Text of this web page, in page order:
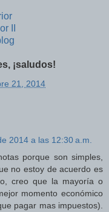
II
¡saludos!
21, 2014
2014 a las 12:30 a.m.
porque son simples,
no estoy de acuerdo es
creo que la mayoría o
momento económico
pagar mas impuestos).